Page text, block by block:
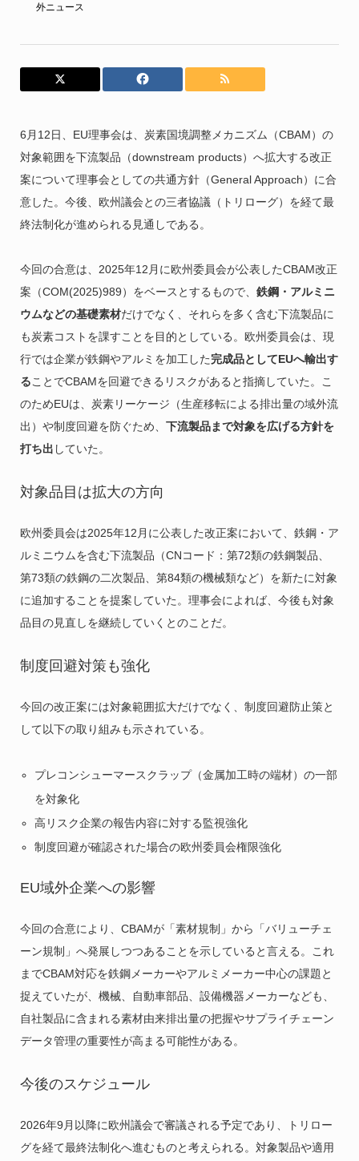
外ニュース
6月12日、EU理事会は、炭素国境調整メカニズム（CBAM）の
対象範囲を下流製品（downstream products）へ拡大する改正
案について理事会としての共通方針（General Approach）に合
意した。今後、欧州議会との三者協議（トリローグ）を経て最
終法制化が進められる見通しである。
今回の合意は、2025年12月に欧州委員会が公表したCBAM改正
案（COM(2025)989）をベースとするもので、 鉄鋼・アルミニ
ウムなどの基礎素材だけでなく、それらを多く含む下流製品に
も炭素コストを課すことを目的としている。欧州委員会は、現
行では企業が鉄鋼やアルミを加工した完成品としてEUへ輸出す
ることでCBAMを回避できるリスクがあると指摘していた。こ
のためEUは、炭素リーケージ（生産移転による排出量の域外流
出）や制度回避を防ぐため、 下流製品まで対象を広げる方針を
打ち出 していた。
対象品目は拡大の方向
欧州委員会は2025年12月に公表した改正案において、鉄鋼・ア
ルミニウムを含む下流製品（CNコード：第72類の鉄鋼製品、
第73類の鉄鋼の二次製品、第84類の機械類など）を新たに対象
に追加することを提案していた。理事会によれば、今後も対象
品目の見直しを継続していくとのことだ。
制度回避対策も強化
今回の改正案には対象範囲拡大だけでなく、制度回避防止策と
して以下の取り組みも示されている。
プレコンシューマースクラップ（金属加工時の端材）の一部
を対象化
高リスク企業の報告内容に対する監視強化
制度回避が確認された場合の欧州委員会権限強化
EU域外企業への影響
今回の合意により、CBAMが「素材規制」から「バリューチェ
ーン規制」へ発展しつつあることを示していると言える。これ
までCBAM対応を鉄鋼メーカーやアルミメーカー中心の課題と
捉えていたが、機械、自動車部品、設備機器メーカーなども、
自社製品に含まれる素材由来排出量の把握やサプライチェーン
データ管理の重要性が高まる可能性がある。
今後のスケジュール
2026年9月以降に欧州議会で審議される予定であり、トリロー
グを経て最終法制化へ進むものと考えられる。対象製品や適用